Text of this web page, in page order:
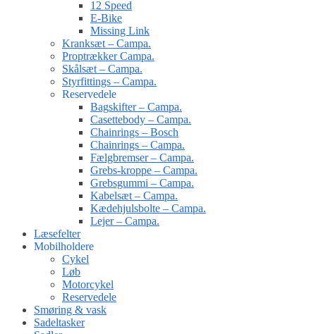
12 Speed
E-Bike
Missing Link
Kranksæt – Campa.
Proptrækker Campa.
Skålsæt – Campa.
Styrfittings – Campa.
Reservedele
Bagskifter – Campa.
Casettebody – Campa.
Chainrings – Bosch
Chainrings – Campa.
Fælgbremser – Campa.
Grebs-kroppe – Campa.
Grebsgummi – Campa.
Kabelsæt – Campa.
Kædehjulsbolte – Campa.
Lejer – Campa.
Læsefelter
Mobilholdere
Cykel
Løb
Motorcykel
Reservedele
Smøring & vask
Sadeltasker